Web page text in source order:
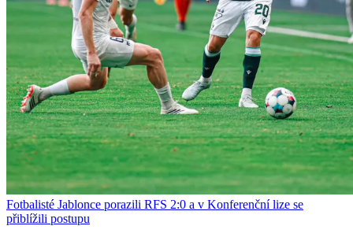
Fotbalisté Jablonce porazili RFS 2:0 a v Konferenční lize se
přiblížili postupu